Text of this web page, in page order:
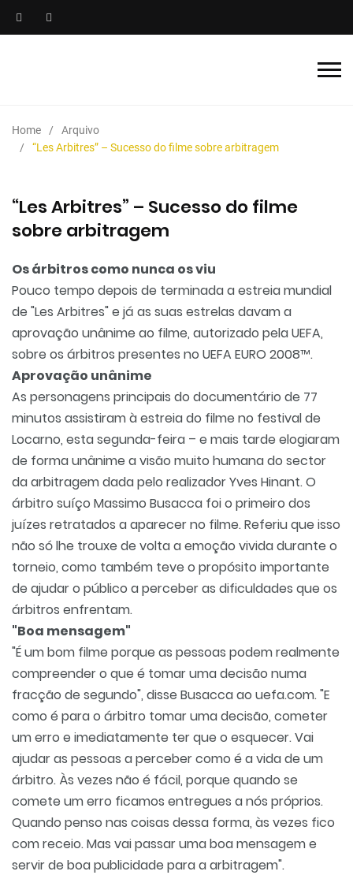
Home
Arquivo
“Les Arbitres” – Sucesso do filme sobre arbitragem
“Les Arbitres” – Sucesso do filme
sobre arbitragem
Os árbitros como nunca os viu
Pouco tempo depois de terminada a estreia mundial
de "Les Arbitres" e já as suas estrelas davam a
aprovação unânime ao filme, autorizado pela UEFA,
sobre os árbitros presentes no UEFA EURO 2008™.
Aprovação unânime
As personagens principais do documentário de 77
minutos assistiram à estreia do filme no festival de
Locarno, esta segunda-feira – e mais tarde elogiaram
de forma unânime a visão muito humana do sector
da arbitragem dada pelo realizador Yves Hinant. O
árbitro suíço Massimo Busacca foi o primeiro dos
juízes retratados a aparecer no filme. Referiu que isso
não só lhe trouxe de volta a emoção vivida durante o
torneio, como também teve o propósito importante
de ajudar o público a perceber as dificuldades que os
árbitros enfrentam.
"Boa mensagem"
"É um bom filme porque as pessoas podem realmente
compreender o que é tomar uma decisão numa
fracção de segundo", disse Busacca ao uefa.com. "E
como é para o árbitro tomar uma decisão, cometer
um erro e imediatamente ter que o esquecer. Vai
ajudar as pessoas a perceber como é a vida de um
árbitro. Às vezes não é fácil, porque quando se
comete um erro ficamos entregues a nós próprios.
Quando penso nas coisas dessa forma, às vezes fico
com receio. Mas vai passar uma boa mensagem e
servir de boa publicidade para a arbitragem".